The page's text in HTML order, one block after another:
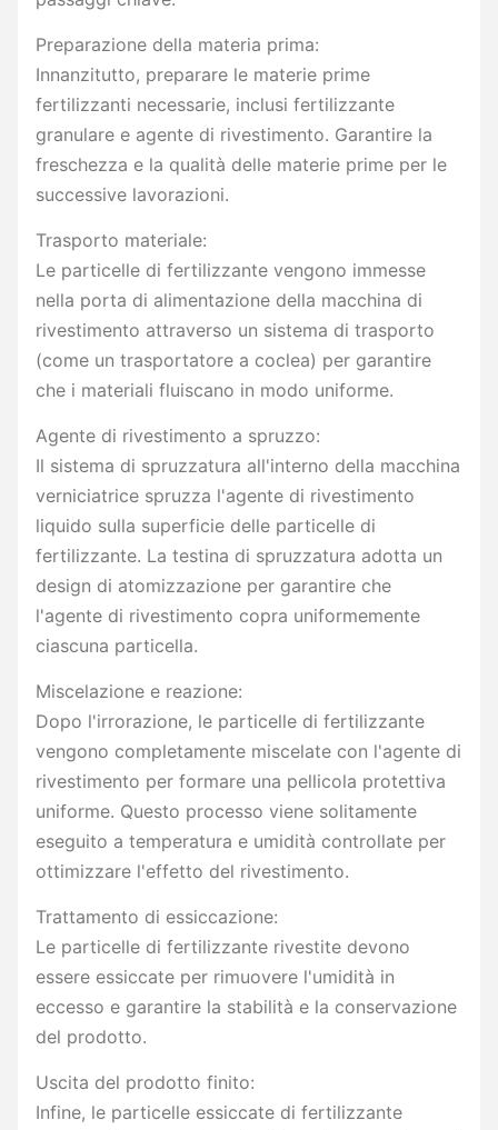
Preparazione della materia prima:
Innanzitutto, preparare le materie prime
fertilizzanti necessarie, inclusi fertilizzante
granulare e agente di rivestimento. Garantire la
freschezza e la qualità delle materie prime per le
successive lavorazioni.
Trasporto materiale:
Le particelle di fertilizzante vengono immesse
nella porta di alimentazione della macchina di
rivestimento attraverso un sistema di trasporto
(come un trasportatore a coclea) per garantire
che i materiali fluiscano in modo uniforme.
Agente di rivestimento a spruzzo:
Il sistema di spruzzatura all'interno della macchina
verniciatrice spruzza l'agente di rivestimento
liquido sulla superficie delle particelle di
fertilizzante. La testina di spruzzatura adotta un
design di atomizzazione per garantire che
l'agente di rivestimento copra uniformemente
ciascuna particella.
Miscelazione e reazione:
Dopo l'irrorazione, le particelle di fertilizzante
vengono completamente miscelate con l'agente di
rivestimento per formare una pellicola protettiva
uniforme. Questo processo viene solitamente
eseguito a temperatura e umidità controllate per
ottimizzare l'effetto del rivestimento.
Trattamento di essiccazione:
Le particelle di fertilizzante rivestite devono
essere essiccate per rimuovere l'umidità in
eccesso e garantire la stabilità e la conservazione
del prodotto.
Uscita del prodotto finito:
Infine, le particelle essiccate di fertilizzante